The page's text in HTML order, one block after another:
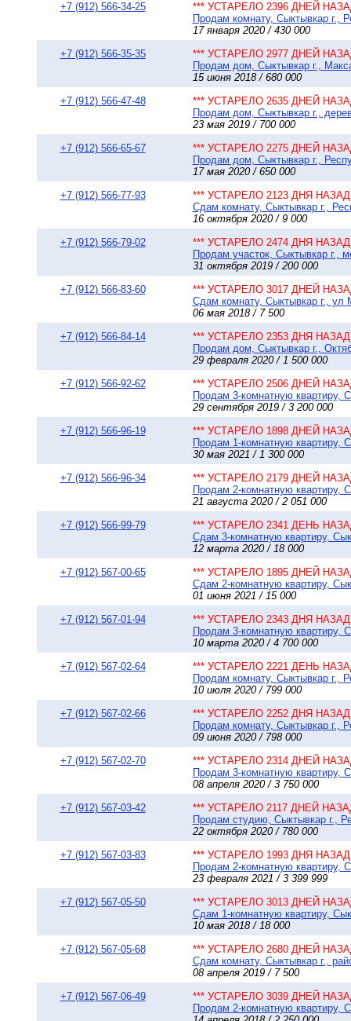
+7 (912) 566-34-25
*** УСТАРЕЛО 2396 ДНЕЙ
Продам комнату, Сыктывкар г.,
17 января 2020 / 430 000
+7 (912) 566-35-35
*** УСТАРЕЛО 2977 ДНЕЙ
Продам дом, Сыктывкар г.,
15 июня 2018 / 680 000
+7 (912) 566-47-48
*** УСТАРЕЛО 2635 ДНЕЙ
Продам дом, Сыктывкар г.,
23 мая 2019 / 700 000
+7 (912) 566-65-67
*** УСТАРЕЛО 2275 ДНЕЙ
Продам дом, Сыктывкар г.,
17 мая 2020 / 650 000
+7 (912) 566-77-93
*** УСТАРЕЛО 2123 ДНЯ НАЗАД
Сдам комнату, Сыктывкар г.,
16 октября 2020 / 9 000
+7 (912) 566-79-02
*** УСТАРЕЛО 2474 ДНЯ НАЗАД
Продам участок, Сыктывкар г.,
31 октября 2019 / 200 000
+7 (912) 566-83-60
*** УСТАРЕЛО 3017 ДНЕЙ
Сдам комнату, Сыктывкар г., ул
06 мая 2018 / 7 500
+7 (912) 566-84-14
*** УСТАРЕЛО 2353 ДНЯ НАЗАД
Продам дом, Сыктывкар г.,
29 февраля 2020 / 1 500 000
+7 (912) 566-92-62
*** УСТАРЕЛО 2506 ДНЕЙ
Продам 3-комнатную квартиру,
29 сентября 2019 / 3 200 000
+7 (912) 566-96-19
*** УСТАРЕЛО 1898 ДНЕЙ
Продам 1-комнатную квартиру,
30 мая 2021 / 1 300 000
+7 (912) 566-96-34
*** УСТАРЕЛО 2179 ДНЕЙ
Продам 2-комнатную квартиру,
21 августа 2020 / 2 051 000
+7 (912) 566-99-79
*** УСТАРЕЛО 2341 ДЕНЬ
Сдам 3-комнатную квартиру,
12 марта 2020 / 18 000
+7 (912) 567-00-65
*** УСТАРЕЛО 1895 ДНЕЙ
Сдам 2-комнатную квартиру,
01 июня 2021 / 15 000
+7 (912) 567-01-94
*** УСТАРЕЛО 2343 ДНЯ НАЗАД
Продам 3-комнатную квартиру,
10 марта 2020 / 4 700 000
+7 (912) 567-02-64
*** УСТАРЕЛО 2221 ДЕНЬ
Продам комнату, Сыктывкар г.,
10 июля 2020 / 799 000
+7 (912) 567-02-66
*** УСТАРЕЛО 2252 ДНЯ НАЗАД
Продам комнату, Сыктывкар г.,
09 июня 2020 / 798 000
+7 (912) 567-02-70
*** УСТАРЕЛО 2314 ДНЕЙ
Продам 3-комнатную квартиру,
08 апреля 2020 / 3 750 000
+7 (912) 567-03-42
*** УСТАРЕЛО 2117 ДНЕЙ
Продам студию, Сыктывкар г.,
22 октября 2020 / 780 000
+7 (912) 567-03-83
*** УСТАРЕЛО 1993 ДНЯ НАЗАД
Продам 2-комнатную квартиру,
23 февраля 2021 / 3 399 999
+7 (912) 567-05-50
*** УСТАРЕЛО 3013 ДНЕЙ
Сдам 1-комнатную квартиру,
10 мая 2018 / 18 000
+7 (912) 567-05-68
*** УСТАРЕЛО 2680 ДНЕЙ
Сдам комнату, Сыктывкар г.,
08 апреля 2019 / 7 500
+7 (912) 567-06-49
*** УСТАРЕЛО 3039 ДНЕЙ
Продам 2-комнатную квартиру,